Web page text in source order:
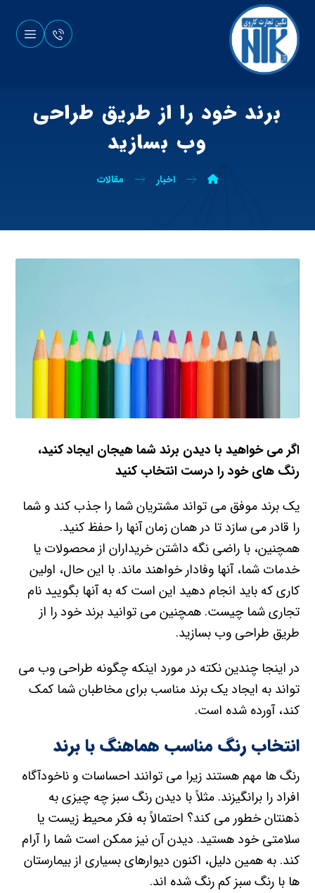
برند خود را از طریق طراحی
وب بسازید
اخبار مقالات
اگر می خواهید با دیدن برند شما هیجان ایجاد کنید،
رنگ های خود را درست انتخاب کنید
یک برند موفق می تواند مشتریان شما را جذب کند و شما
را قادر می سازد تا در همان زمان آنها را حفظ کنید.
همچنین، با راضی نگه داشتن خریداران از محصولات یا
خدمات شما، آنها وفادار خواهند ماند. با این حال، اولین
کاری که باید انجام دهید این است که به آنها بگویید نام
تجاری شما چیست. همچنین می توانید برند خود را از
طریق طراحی وب بسازید.
در اینجا چندین نکته در مورد اینکه چگونه طراحی وب می
تواند به ایجاد یک برند مناسب برای مخاطبان شما کمک
کند، آورده شده است.
انتخاب رنگ مناسب هماهنگ با برند
رنگ ها مهم هستند زیرا می توانند احساسات و ناخودآگاه
افراد را برانگیزند. مثلاً با دیدن رنگ سبز چه چیزی به
ذهنتان خطور می کند؟ احتمالاً به فکر محیط زیست یا
سلامتی خود هستید. دیدن آن نیز ممکن است شما را آرام
کند. به همین دلیل، اکنون دیوارهای بسیاری از بیمارستان
ها با رنگ سبز کم رنگ شده اند.